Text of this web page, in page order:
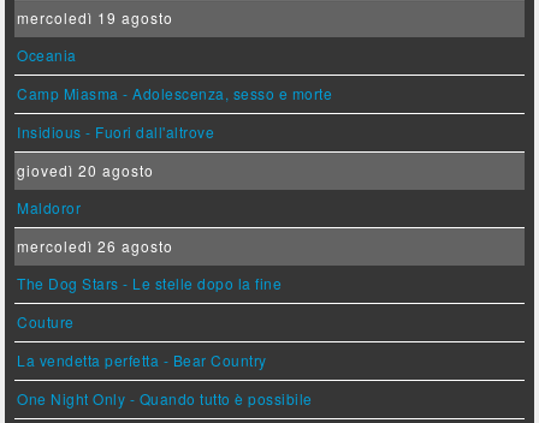
mercoledì 19 agosto
Oceania
Camp Miasma - Adolescenza, sesso e morte
Insidious - Fuori dall'altrove
giovedì 20 agosto
Maldoror
mercoledì 26 agosto
The Dog Stars - Le stelle dopo la fine
Couture
La vendetta perfetta - Bear Country
One Night Only - Quando tutto è possibile